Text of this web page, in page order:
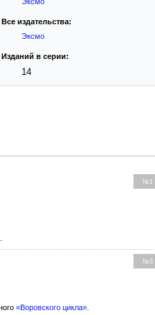
Все издательства:
Эксмо
Изданий в серии:
14
№1
№3
«Воровского цикла»